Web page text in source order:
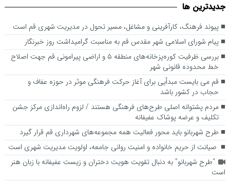
اصلاح خط محدوده قانونی شهر
جديدترين ها
پیوند فرهنگ، کارآفرینی و مشاغل، مسیر تحول در مدیریت شهری قم است
پیام شورای اسلامی شهر مقدس قم به مناسبت گرامیداشت روز خبرنگار
بررسی ظرفیت کوره‌پزخانه‌های منطقه ۵ و اراضی پیرامونی قم جهت اصلاح
خط محدوده قانونی شهر
قم می بایست مبدأیی برای آغاز حرکت فرهنگی موثر در حوزه عفاف و
حجاب در کشور باشد
مردم پشتوانه اصلی طرح‌های فرهنگی هستند / لزوم راه‌اندازی مرکز جشن
تکلیف و عرضه پوشاک عفیفانه
طرح شهربانو باید محور فعالیت همه مجموعه‌های شهرداری قم قرار گیرد
صیانت از حریم خانواده و امنیت روانی جامعه، اولویت مدیریت شهری است
“طرح شهربانو” به دنبال تقویت هویت دختران و زیست عفیفانه با زبان هنر
است